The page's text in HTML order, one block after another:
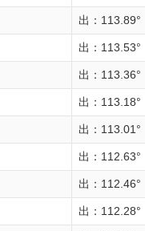
出：
出：
出：
出：
出：
出：
出：
出：